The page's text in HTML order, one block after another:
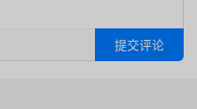
提交评论